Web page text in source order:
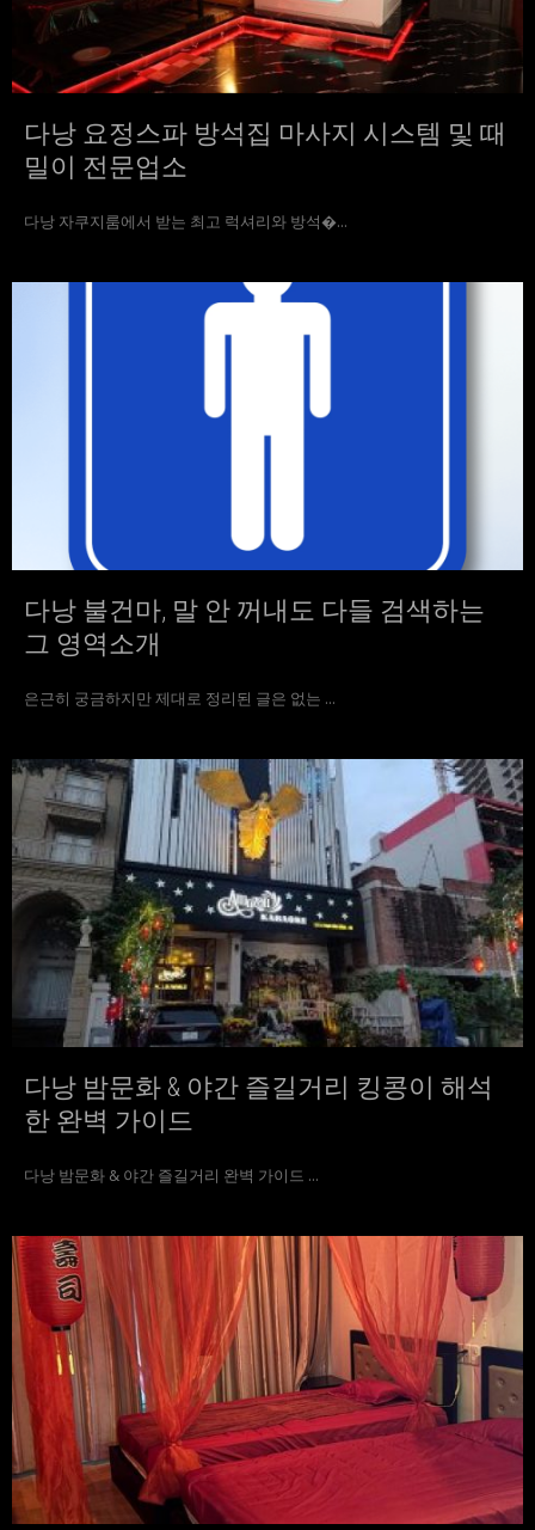
다낭 요정스파 방석집 마사지 시스템 및 때
밀이 전문업소
다낭 자쿠지룸에서 받는 최고 럭셔리와 방석�...
다낭 불건마, 말 안 꺼내도 다들 검색하는
그 영역소개
은근히 궁금하지만 제대로 정리된 글은 없는 ...
다낭 밤문화 & 야간 즐길거리 킹콩이 해석
한 완벽 가이드
다낭 밤문화 & 야간 즐길거리 완벽 가이드 ...